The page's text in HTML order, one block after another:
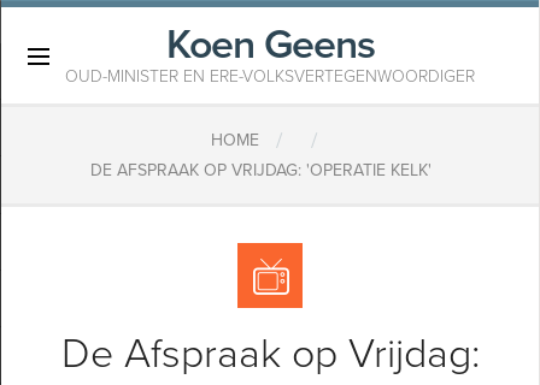
Koen Geens
OUD-MINISTER EN ERE-VOLKSVERTEGENWOORDIGER
HOME / /
DE AFSPRAAK OP VRIJDAG: 'OPERATIE KELK'
De Afspraak op Vrijdag: